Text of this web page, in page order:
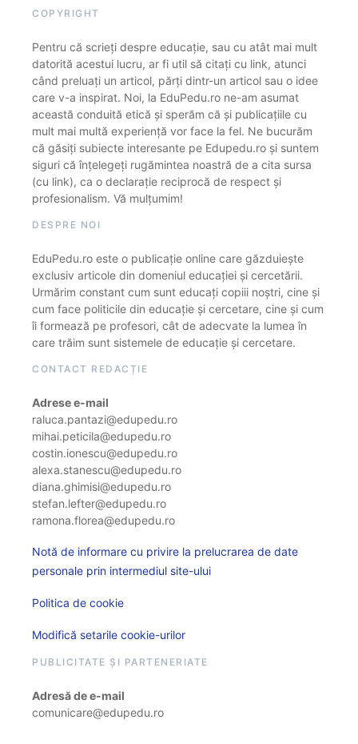
COPYRIGHT
Pentru că scrieți despre educație, sau cu atât mai mult
datorită acestui lucru, ar fi util să citați cu link, atunci
când preluați un articol, părți dintr-un articol sau o idee
care v-a inspirat. Noi, la EduPedu.ro ne-am asumat
această conduită etică și sperăm că și publicațiile cu
mult mai multă experiență vor face la fel. Ne bucurăm
că găsiți subiecte interesante pe Edupedu.ro și suntem
siguri că înțelegeți rugămintea noastră de a cita sursa
(cu link), ca o declarație reciprocă de respect și
profesionalism. Vă mulțumim!
DESPRE NOI
EduPedu.ro este o publicație online care găzduiește
exclusiv articole din domeniul educației și cercetării.
Urmărim constant cum sunt educați copiii noștri, cine și
cum face politicile din educație și cercetare, cine și cum
îi formează pe profesori, cât de adecvate la lumea în
care trăim sunt sistemele de educație și cercetare.
CONTACT REDACȚIE
Adrese e-mail
raluca.pantazi@edupedu.ro
mihai.peticila@edupedu.ro
costin.ionescu@edupedu.ro
alexa.stanescu@edupedu.ro
diana.ghimisi@edupedu.ro
stefan.lefter@edupedu.ro
ramona.florea@edupedu.ro
Notă de informare cu privire la prelucrarea de date
personale prin intermediul site-ului
Politica de cookie
Modifică setarile cookie-urilor
PUBLICITATE ȘI PARTENERIATE
Adresă de e-mail
comunicare@edupedu.ro